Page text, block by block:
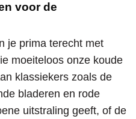
voor de
je prima terecht met
moeiteloos onze koude
klassiekers zoals de
bladeren en rode
uitstraling geeft, of de